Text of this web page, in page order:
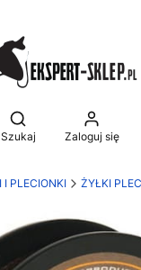
Otwórz wyszukiwarkę
Szukaj Zaloguj się
I PLECIONKI ŻYŁKI